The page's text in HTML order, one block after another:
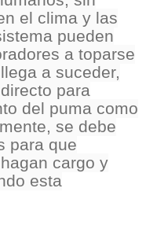
el clima y las
pueden
a toparse
a suceder,
para
del puma como
se debe
para que
cargo y
esta